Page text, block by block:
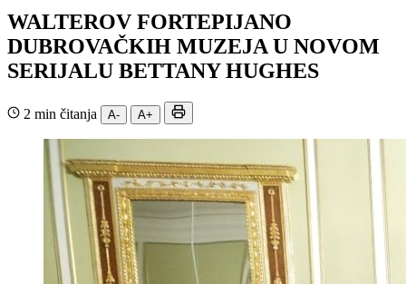
WALTEROV FORTEPIJANO
DUBROVAČKIH MUZEJA U NOVOM
SERIJALU BETTANY HUGHES
2 min čitanja A- A+